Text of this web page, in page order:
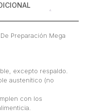
Preparación Mega
excepto respaldo.
austenítico (no
con los